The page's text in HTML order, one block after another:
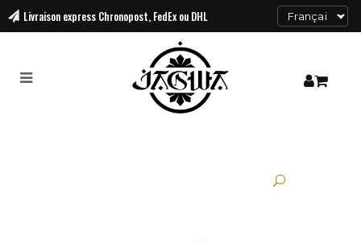
Livraison express Chronopost, FedEx ou DHL